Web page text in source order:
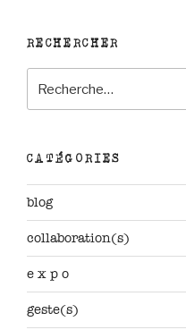
RECHERCHER
CATÉGORIES
blog
collaboration(s)
e x p o
geste(s)